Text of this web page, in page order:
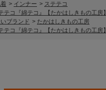
> インナー > ステテコ
テコ『綿テコ』【たかはしきもの工房】
ブランド > たかはしきもの工房
テコ『綿テコ』【たかはしきもの工房】